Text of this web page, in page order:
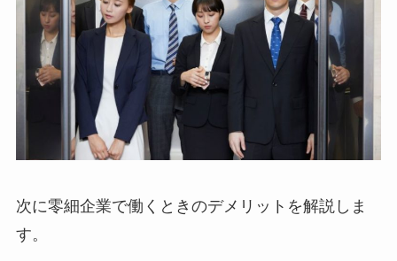
次に零細企業で働くときのデメリットを解説しま
す。